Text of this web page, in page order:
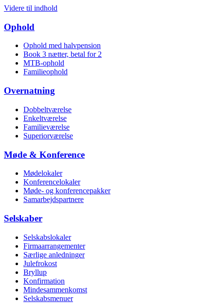
Videre til indhold
Ophold
Ophold med halvpension
Book 3 nætter, betal for 2
MTB-ophold
Familie­ophold
Overnatning
Dobbelt­værelse
Enkeltværelse
Familie­værelse
Superiorværelse
Møde & Konference
Mødelokaler
Konference­lokaler
Møde- og konferencepakker
Samarbejdspartnere
Selskaber
Selskabslokaler
Firmaarrangementer
Særlige anledninger
Julefrokost
Bryllup
Konfirmation
Mindesammenkomst
Selskabsmenuer